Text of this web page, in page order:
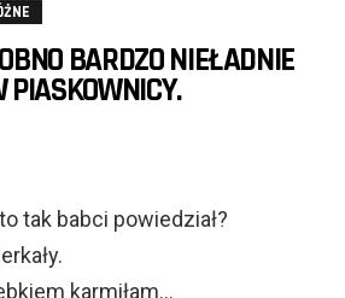
BARDZO NIEŁADNIE
PIASKOWNICY.
tak babci powiedział?
karmiłam…